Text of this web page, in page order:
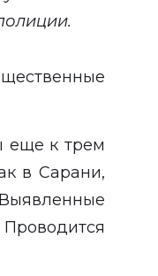
еще к трем
в Сарани,